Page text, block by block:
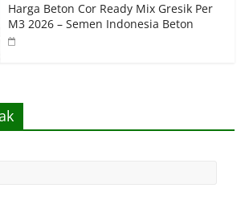
Harga Beton Cor Ready Mix Gresik Per
M3 2026 – Semen Indonesia Beton